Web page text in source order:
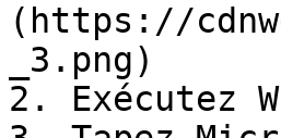
(https://
_3.png)
2. Exécutez